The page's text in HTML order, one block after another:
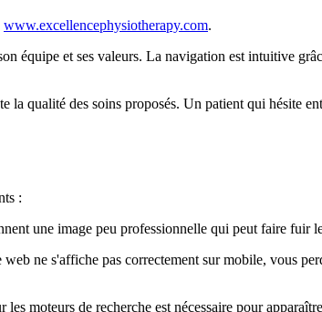
www.excellencephysiotherapy.com.
équipe et ses valeurs. La navigation est intuitive
qualité des soins proposés. Un patient qui hésite
:
une image peu professionnelle qui peut faire fuir
ne s'affiche pas correctement sur mobile, vous
moteurs de recherche est nécessaire pour